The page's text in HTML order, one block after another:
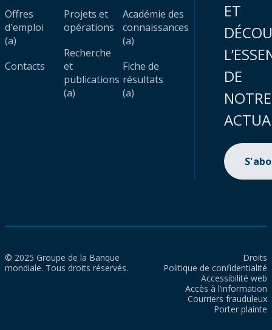
Offres
d'emploi
(a)
Contacts
Projets et
opérations
Recherche
et
publications
(a)
Académie des
connaissances
(a)
Fiche de
résultats
(a)
ET
DE
NOTRE
© 2025 Groupe de la Banque
mondiale. Tous droits réservés.
Droits
Politique de confidentialité
Accessibilité web
Accès à l’information
Courriers frauduleux
Porter plainte